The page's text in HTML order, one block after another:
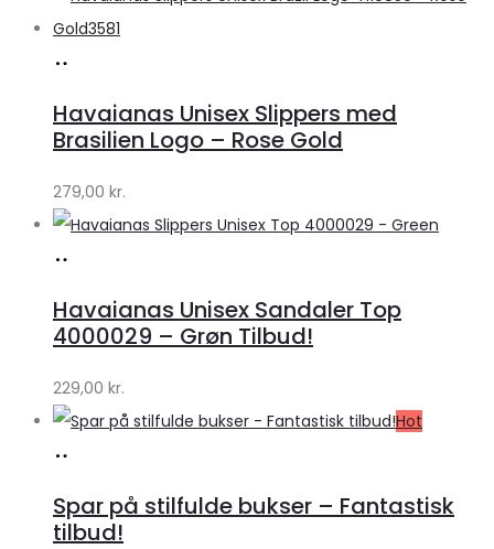
Klædeskabet.dk
Havaianas Unisex Slippers med
Brasilien Logo – Rose Gold
279,00 kr.
Klædeskabet.dk
Havaianas Unisex Sandaler Top
4000029 – Grøn Tilbud!
229,00 kr.
Hot
Spar på stilfulde bukser – Fantastisk
tilbud!